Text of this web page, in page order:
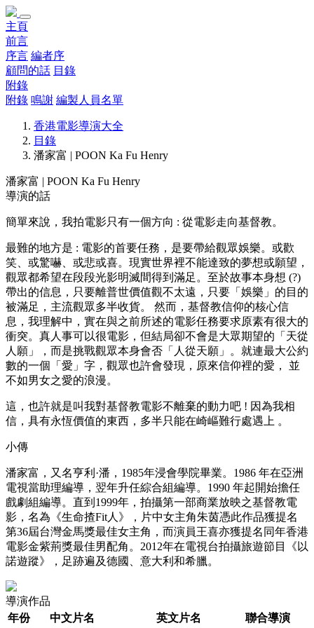
主頁
前言
序言 編者序
顧問的話 目錄
附錄
附錄 鳴謝 編製人員名單
香港電影導演大全
目錄
潘家富 | POON Ka Fu Henry
潘家富 | POON Ka Fu Henry
導演的話
簡單來說，我拍電影只有一個方向 : 從電影走向基督教。
最難的地方是 : 電影的首要任務，是要帶給觀眾娛樂。或歡
笑、或驚嚇、或悲或喜。現實世界裡不能達致的夢想或願望，
觀眾都希望在段段光影明滅間得到滿足。至於故事本身想 (?)
帶出的信息，只要離普世價值觀不太遠，只要「娛樂」的目的
被滿足，主流觀眾多半收貨。 然而，基督教信仰的核心信
息，我理解中，實在與之前所述的電影任務要求原素有很大的
衝突。真人事可以很電影，但結局卻不會是大眾期望的「天從
人願」，而是挑戰觀眾本身會否「人從天願」。就連最大公約
數的一個「愛」字，觀眾也許會發現，原來信仰裡的愛， 並
不如男女之愛的浪漫。
這，也許就是叫我對基督教電影不離棄的動力吧 ! 因為我相
信，具有永恆價值的東西，多半只能在崎嶇難行處遇上 。
小傳
潘家富，又名亨利·潘，1985年浸會學院畢業。1986 年在亞洲
電視當助理編導，翌年升任綜合組編導。1990 年起開始擔任
戲劇組編導。直到1999年，拍攝第一部商業放映之基督教電
影，名為《生命揸Fit人》，片中女主角朱茵憑此作品獲提名
第36屆台灣金馬獎最佳女主角，而演員王喜亦獲提名同年香港
電影金紫荊獎最佳男配角。2012年在電視台拍攝旅遊節目《以
諾遊蹤》，足跡遍及德國、意大利和希臘。
導演作品
年份
中文片名 英文片名 聯合導演